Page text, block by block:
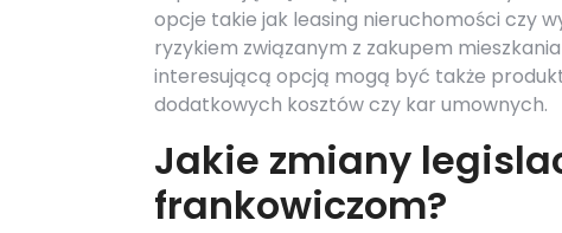
opcje takie jak leasing nieruchomości czy
ryzykiem związanym z zakupem
interesującą opcją mogą być także
dodatkowych kosztów czy kar umownych.
Jakie zmiany
frankowiczom?